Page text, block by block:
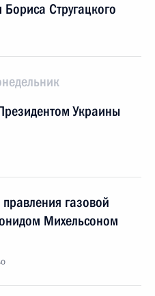
Стругацкого
Украины
газовой
Михельсоном